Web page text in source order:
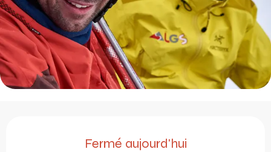
Fermé aujourd'hui